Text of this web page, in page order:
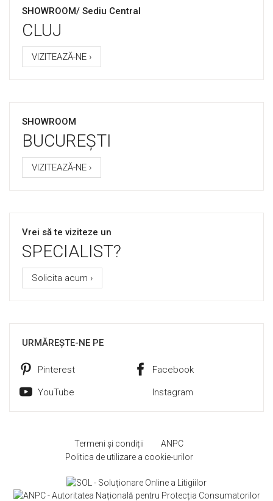
SHOWROOM/ Sediu Central
CLUJ
VIZITEAZĂ-NE ›
SHOWROOM
BUCUREȘTI
VIZITEAZĂ-NE ›
Vrei să te viziteze un
SPECIALIST?
Solicita acum ›
URMĂREȘTE-NE PE
Pinterest Facebook
YouTube Instagram
Termeni și condiții
ANPC
Politica de utilizare a cookie-urilor